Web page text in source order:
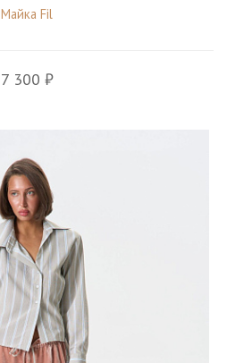
Майка Fil
7 300 ₽